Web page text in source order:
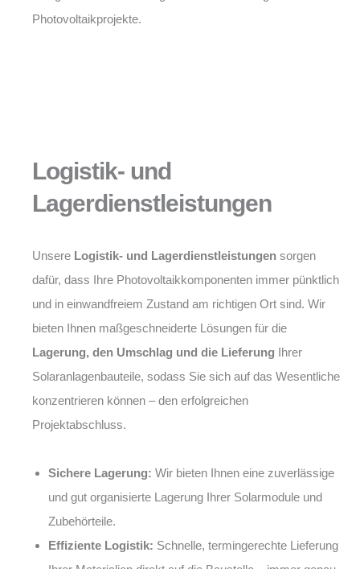
Photovoltaikprojekte.
Logistik- und
Lagerdienstleistungen
Unsere Logistik- und Lagerdienstleistungen sorgen
dafür, dass Ihre Photovoltaikkomponenten immer pünktlich
und in einwandfreiem Zustand am richtigen Ort sind. Wir
bieten Ihnen maßgeschneiderte Lösungen für die
Lagerung, den Umschlag und die Lieferung Ihrer
Solaranlagenbauteile, sodass Sie sich auf das Wesentliche
konzentrieren können – den erfolgreichen
Projektabschluss.
Sichere Lagerung: Wir bieten Ihnen eine zuverlässige
und gut organisierte Lagerung Ihrer Solarmodule und
Zubehörteile.
Effiziente Logistik: Schnelle, termingerechte Lieferung